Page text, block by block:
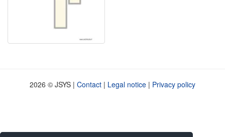
2026 © JSYS | Contact | Legal notice | Privacy policy